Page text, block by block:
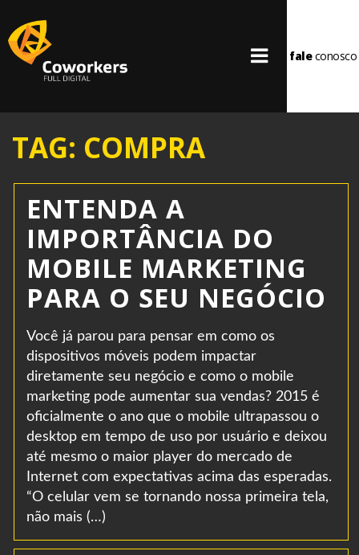
faleconosco
TAG: COMPRA
ENTENDA A
IMPORTÂNCIA DO
MOBILE MARKETING
PARA O SEU NEGÓCIO
Você já parou para pensar em como os
dispositivos móveis podem impactar
diretamente seu negócio e como o mobile
marketing pode aumentar sua vendas? 2015 é
oficialmente o ano que o mobile ultrapassou o
desktop em tempo de uso por usuário e deixou
até mesmo o maior player do mercado de
Internet com expectativas acima das esperadas.
“O celular vem se tornando nossa primeira tela,
não mais (…)